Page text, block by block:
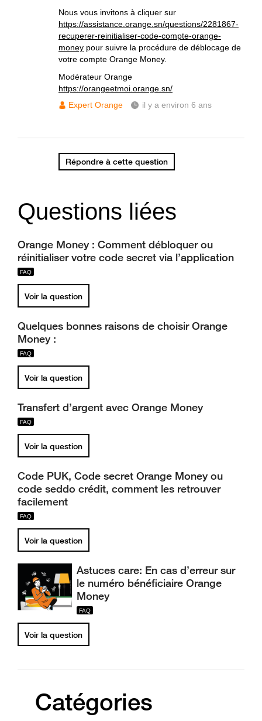
Nous vous invitons à cliquer sur
https://assistance.orange.sn/questions/2281867-
recuperer-reinitialiser-code-compte-orange-
money pour suivre la procédure de déblocage de
votre compte Orange Money.
Modérateur Orange
https://orangeetmoi.orange.sn/
Expert Orange
il y a environ 6 ans
Répondre à cette question
Questions liées
Orange Money : Comment débloquer ou
réinitialiser votre code secret via l’application
Voir la question
Quelques bonnes raisons de choisir Orange
Money :
Voir la question
Transfert d’argent avec Orange Money
Voir la question
Code PUK, Code secret Orange Money ou
code seddo crédit, comment les retrouver
facilement
Voir la question
Astuces care: En cas d’erreur sur
le numéro bénéficiaire Orange
Money
Voir la question
Catégories